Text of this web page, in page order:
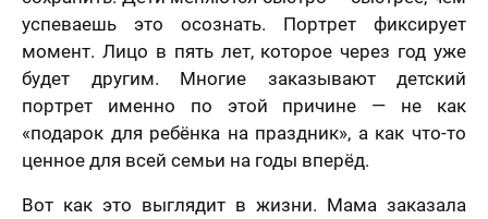
успеваешь это осознать. Портрет фиксирует
момент. Лицо в пять лет, которое через год уже
будет другим. Многие заказывают детский
портрет именно по этой причине — не как
«подарок для ребёнка на праздник», а как что-то
ценное для всей семьи на годы вперёд.
Вот как это выглядит в жизни. Мама заказала
данных, в соответствии с Федеральным законом
от 27.07.2006 года №152-ФЗ «О персональных
данных», на условиях и для целей, определенных в
Согласии на обработку персональных данныхи
Политике в отношении обработки персональных
Я принимаю условия договора оферты
На годовщину
Просто так, без
повода
2 лица
в
с
от
«О
на
Назад Вперед
Я согласен с Политикой конфиденциальности
и принимаю условия Публичной оферты